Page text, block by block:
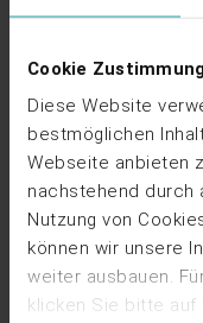
Cookie
Diese Website
bestmöglichen
Webseite anbieten
nachstehend durch
Nutzung von
können wir unsere
weiter ausbauen.
klicken Sie bitte auf
Stromsteuer
Der Bundestag hat
Änderung des
gelten EE-Anlagen
2 MW nicht mehr
mehr
für das Jahr 2025
zum 31.05.2026